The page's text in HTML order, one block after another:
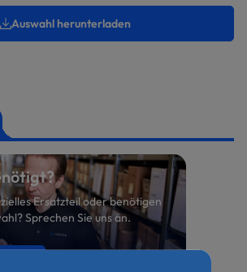
Auswahl herunterladen
Ersatzteil oder benötigen
Sprechen Sie uns an.